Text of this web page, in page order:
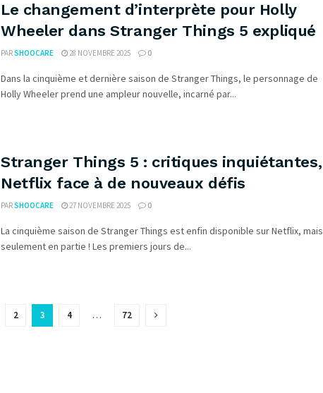
Le changement d’interprète pour Holly
Wheeler dans Stranger Things 5 expliqué
PARSHOOCARE 28 NOVEMBRE 2025 0
Dans la cinquième et dernière saison de Stranger Things, le personnage de
Holly Wheeler prend une ampleur nouvelle, incarné par...
Stranger Things 5 : critiques inquiétantes,
Netflix face à de nouveaux défis
PARSHOOCARE 27 NOVEMBRE 2025 0
La cinquième saison de Stranger Things est enfin disponible sur Netflix, mais
seulement en partie ! Les premiers jours de...
2 3 4 … 72